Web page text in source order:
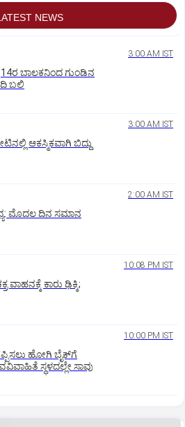
NEWS
3:00 AM IST
14ರ ಬಾಲಕನಿಂದ ಗುಂಡಿನ
ಬಲಿ
3:00 AM IST
ಆಕಸ್ಮಿಕವಾಗಿ ಬಿದ್ದು
2:00 AM IST
ಮೊದಲ ದಿನ ಸಮಾನ
10:08 PM IST
ವಾಹನಕ್ಕೆ ಕಾರು ಢಿಕ್ಕಿ;
10:00 PM IST
ಹೋಗಿ ಬೈಕ್‌ಗೆ
ಸ್ಥಳದಲ್ಲೇ ಸಾವು